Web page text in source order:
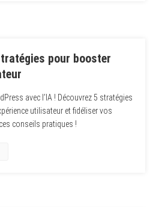
pour booster
avec l’IA ! Découvrez 5 stratégies
utilisateur et fidéliser vos
conseils pratiques !